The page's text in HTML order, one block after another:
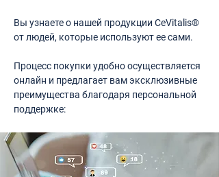
Вы узнаете о нашей продукции CeVitalis®
от людей, которые используют ее сами.
Процесс покупки удобно осуществляется
онлайн и предлагает вам эксклюзивные
преимущества благодаря персональной
поддержке: